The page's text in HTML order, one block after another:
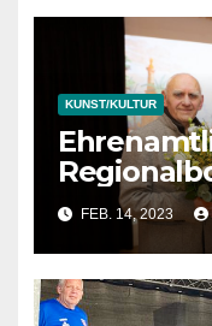
KUNST/KULTUR
FEB. 14, 2023